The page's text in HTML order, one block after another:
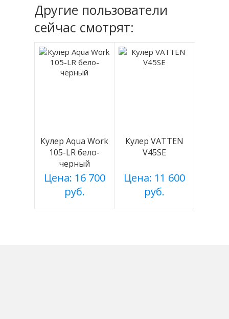
Другие пользователи
сейчас смотрят:
Кулер Aqua Work
105-LR бело-
черный
Цена: 16 700
руб.
Кулер VATTEN
V45SE
Цена: 11 600
руб.